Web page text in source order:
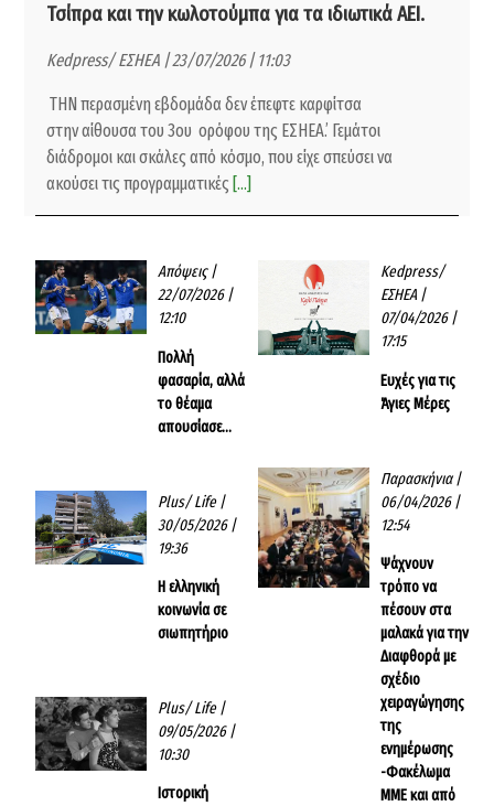
Τσίπρα και την κωλοτούμπα για τα ιδιωτικά ΑΕΙ.
Kedpress/ ΕΣΗΕΑ | 23/07/2026 | 11:03
ΤΗΝ περασμένη εβδομάδα δεν έπεφτε καρφίτσα
στην αίθουσα του 3ου ορόφου της ΕΣΗΕΑ.’ Γεμάτοι
διάδρομοι και σκάλες από κόσμο, που είχε σπεύσει να
ακούσει τις προγραμματικές [...]
Απόψεις|
22/07/2026 |
12:10
Πολλή
φασαρία, αλλά
το θέαμα
απουσίασε…
Plus/ Life|
30/05/2026 |
19:36
Η ελληνική
κοινωνία σε
σιωπητήριο
Plus/ Life|
09/05/2026 |
10:30
Ιστορική
Kedpress/
ΕΣΗΕΑ|
07/04/2026 |
17:15
Ευχές για τις
Άγιες Μέρες
Παρασκήνια|
06/04/2026 |
12:54
Ψάχνουν
τρόπο να
πέσουν στα
μαλακά για την
Διαφθορά με
σχέδιο
χειραγώγησης
της
ενημέρωσης
-Φακέλωμα
ΜΜΕ και από